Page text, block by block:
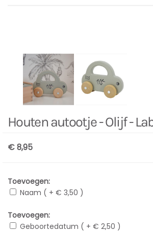
Houten autootje - Olijf -
€ 8,95
Toevoegen:
Naam ( + € 3,50 )
Toevoegen:
Geboortedatum ( + € 2,50 )